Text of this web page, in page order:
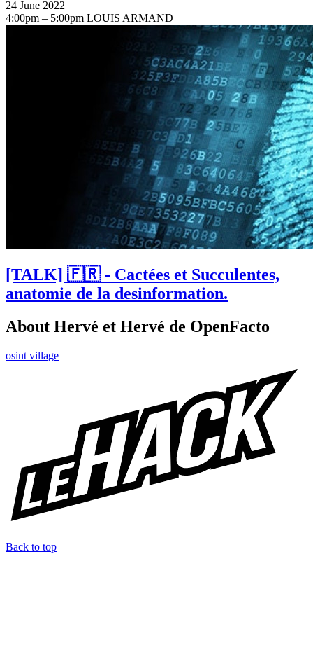
24 June 2022
4:00pm – 5:00pm LOUIS ARMAND
[TALK] 🇫🇷 - Cactées et Succulentes,
anatomie de la desinformation.
About Hervé et Hervé de OpenFacto
osint village
Back to top